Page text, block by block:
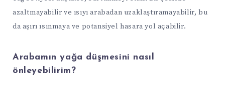
azaltmayabilir ve ısıyı arabadan uzaklaştıramayabilir, bu
da aşırı ısınmaya ve potansiyel hasara yol açabilir.
Arabamın yağa düşmesini nasıl
önleyebilirim?